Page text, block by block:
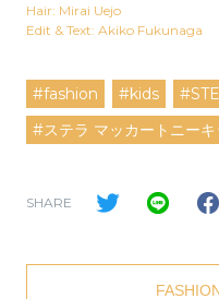
Hair: Mirai Uejo
Edit & Text: Akiko Fukunaga
#fashion #kids
#ステラ マッカートニーキ
SHARE